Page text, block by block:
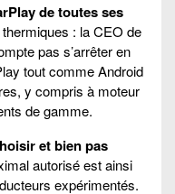
de toutes ses
: la CEO de
pas s’arrêter en
tout comme Android
y compris à moteur
de gamme.
et bien pas
autorisé est ainsi
expérimentés.